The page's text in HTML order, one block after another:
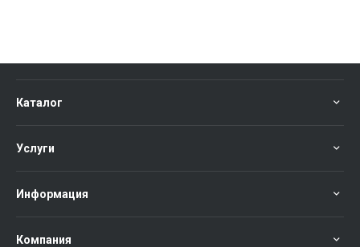
Каталог
Услуги
Информация
Компания